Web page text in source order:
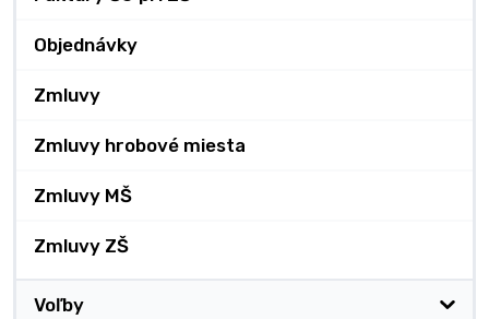
Objednávky
Zmluvy
Zmluvy hrobové miesta
Zmluvy MŠ
Zmluvy ZŠ
Voľby